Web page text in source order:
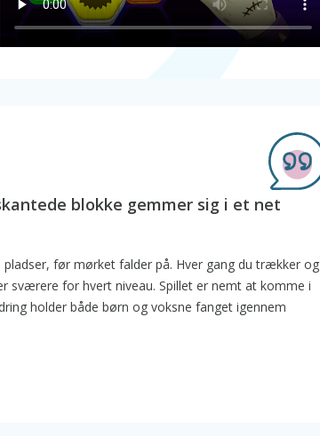
blokke gemmer sig i et net
før mørket falder på. Hver gang du trækker og
sværere for hvert niveau. Spillet er nemt at komme i
holder både børn og voksne fanget igennem